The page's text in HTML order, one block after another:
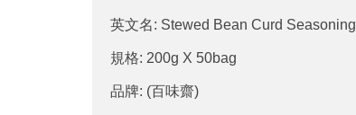
英文名: Stewed Bean Curd Seasoning
規格: 200g X 50bag
品牌: (百味齋)